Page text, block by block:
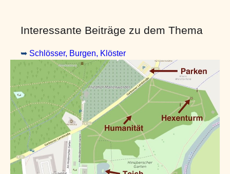
Interessante Beiträge zu dem Thema
➥ Schlösser, Burgen, Klöster